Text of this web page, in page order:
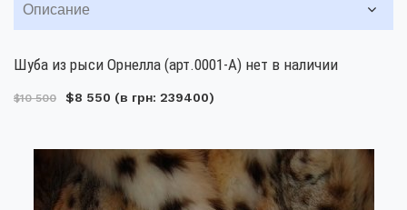
Описание
Шуба из рыси Орнелла (арт.0001-А) нет в наличии
$10 500 $8 550 (в грн: 239400)